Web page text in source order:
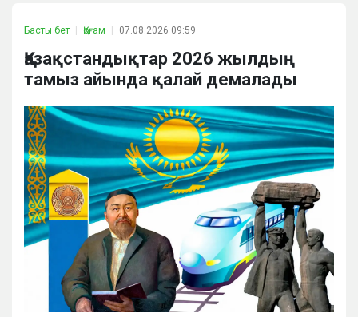
Басты бет Қоғам 07.08.2026 09:59
Қазақстандықтар 2026 жылдың
тамыз айында қалай демалады